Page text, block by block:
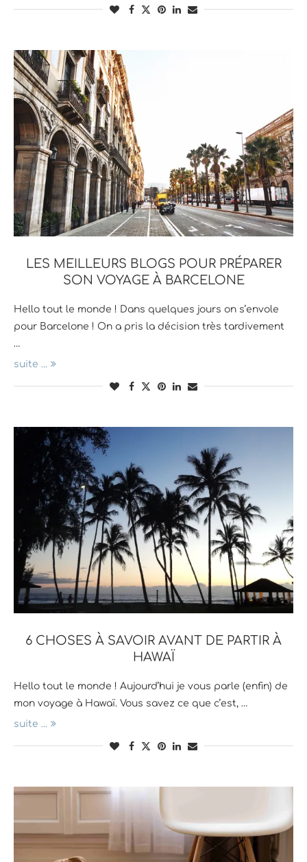
LES MEILLEURS BLOGS POUR PRÉPARER
SON VOYAGE À BARCELONE
Hello tout le monde ! Dans quelques jours on s’envole
pour Barcelone ! On a pris la décision très tardivement
…
suite ...
6 CHOSES À SAVOIR AVANT DE PARTIR À
HAWAÏ
Hello tout le monde ! Aujourd’hui je vous parle (enfin) de
mon voyage à Hawaï. Vous savez ce que c’est, …
suite ...